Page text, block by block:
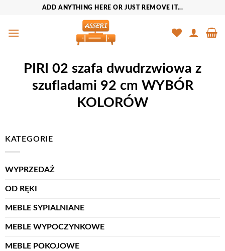
zawartości
ADD ANYTHING HERE OR JUST REMOVE IT...
PIRI 02 szafa dwudrzwiowa z
szufladami 92 cm WYBÓR
KOLORÓW
KATEGORIE
WYPRZEDAŻ
OD RĘKI
MEBLE SYPIALNIANE
MEBLE WYPOCZYNKOWE
MEBLE POKOJOWE